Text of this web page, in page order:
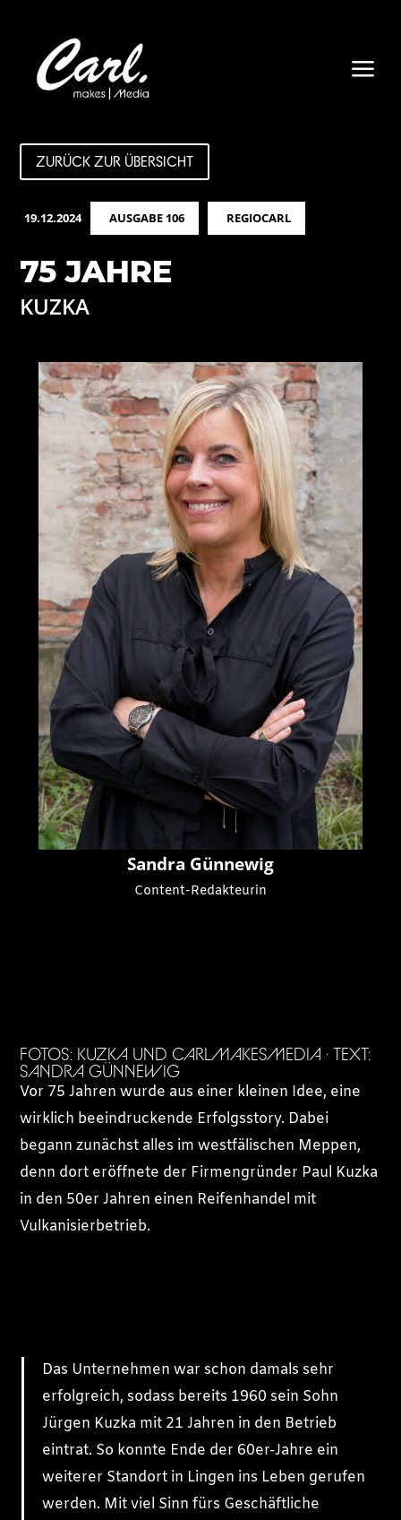
a
ZURÜCK ZUR ÜBERSICHT
19.12.2024 AUSGABE 106 REGIOCARL
75 JAHRE
KUZKA
Sandra Günnewig
Content-Redakteurin
FOTOS: KUZKA UND CARLMAKESMEDIA · TEXT:
SANDRA GÜNNEWIG
Vor 75 Jahren wurde aus einer kleinen Idee, eine
wirklich beeindruckende Erfolgsstory. Dabei
begann zunächst alles im westfälischen Meppen,
denn dort eröffnete der Firmengründer Paul Kuzka
in den 50er Jahren einen Reifenhandel mit
Vulkanisierbetrieb.
Das Unternehmen war schon damals sehr
erfolgreich, sodass bereits 1960 sein Sohn
Jürgen Kuzka mit 21 Jahren in den Betrieb
eintrat. So konnte Ende der 60er-Jahre ein
weiterer Standort in Lingen ins Leben gerufen
werden. Mit viel Sinn fürs Geschäftliche